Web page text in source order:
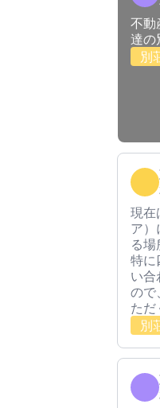
不動
達の
別
現在
ア
る
特に
い
ので
ただ
別